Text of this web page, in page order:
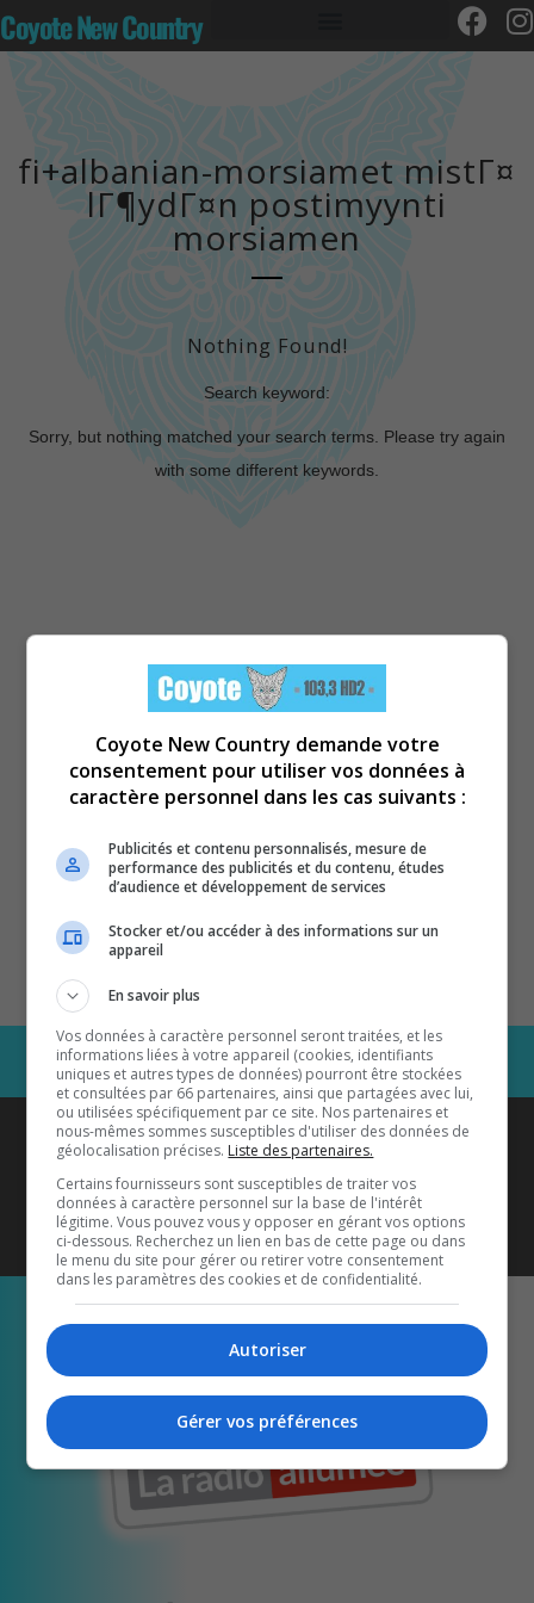
Coyote New Country
fi+albanian-morsiamet mistГ¤
lГ¶ydГ¤n postimyynti
morsiamen
Nothing Found!
Search keyword:
Sorry, but nothing matched your search terms. Please try again
with some different keywords.
Coyote New Countryest diffusé
également sur1033 HD2
Écoutez-nous aussi sur…
Coyote New Country demande votre
consentement pour utiliser vos données à
caractère personnel dans les cas suivants :
Publicités et contenu personnalisés, mesure de
performance des publicités et du contenu, études
d’audience et développement de services
Stocker et/ou accéder à des informations sur un
appareil
En savoir plus
Vos données à caractère personnel seront traitées, et les
informations liées à votre appareil (cookies, identifiants
uniques et autres types de données) pourront être stockées
et consultées par 66 partenaires, ainsi que partagées avec lui,
ou utilisées spécifiquement par ce site. Nos partenaires et
nous-mêmes sommes susceptibles d'utiliser des données de
géolocalisation précises. Liste des partenaires.
Certains fournisseurs sont susceptibles de traiter vos
données à caractère personnel sur la base de l'intérêt
légitime. Vous pouvez vous y opposer en gérant vos options
ci-dessous. Recherchez un lien en bas de cette page ou dans
le menu du site pour gérer ou retirer votre consentement
dans les paramètres des cookies et de confidentialité.
Autoriser
Gérer vos préférences